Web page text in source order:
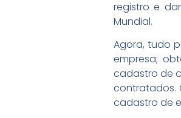
registro e
Mundial.
Agora, tudo
empresa;
cadastro de
contratados.
cadastro de